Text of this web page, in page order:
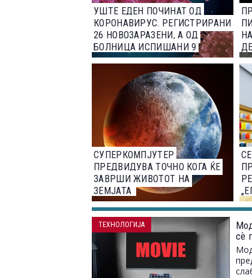
УШТЕ ЕДЕН ПОЧИНАТ ОД
КОРОНАВИРУС. РЕГИСТРИРАНИ
26 НОВОЗАРАЗЕНИ, А ОД
БОЛНИЦА ИСПИШАНИ 9
ПАЦИЕНТИ
СУПЕРКОМПЈУТЕР
ПРЕДВИДУВА ТОЧНО КОГА ЌЕ
ЗАВРШИ ЖИВОТОТ НА
ЗЕМЈАТА
сѐ
ТЕХНОЛОГИЈА